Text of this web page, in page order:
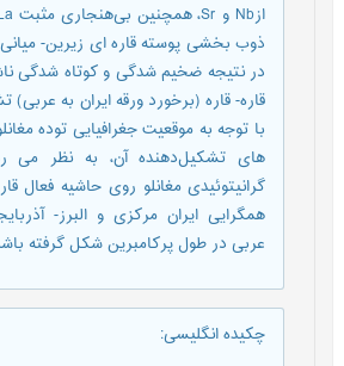
ذوب بخشی پوسته قاره ای زیرین-
در نتیجه ضخیم شدگی و کوتاه شدگی
قاره- قاره (برخورد ورقه ایران به عربی)
با توجه به موقعیت جغرافیایی توده
های تشکیل‌دهنده آن، به نظر می
گرانیتوئیدی مغانلو روی حاشیه فعال
همگرایی ایران مرکزی و البرز-
عربی در طول پرکامبرین شکل گرفته
چکیده انگلیسی: